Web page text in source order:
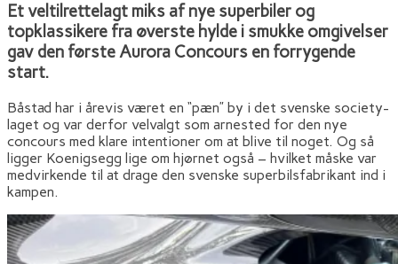
Et veltilrettelagt miks af nye superbiler og
topklassikere fra øverste hylde i smukke omgivelser
gav den første Aurora Concours en forrygende
start.
Båstad har i årevis været en “pæn” by i det svenske society-
laget og var derfor velvalgt som arnested for den nye
concours med klare intentioner om at blive til noget. Og så
ligger Koenigsegg lige om hjørnet også – hvilket måske var
medvirkende til at drage den svenske superbilsfabrikant ind i
kampen.